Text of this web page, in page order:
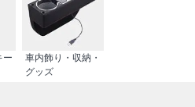
ー
車内飾り・収納・
グッズ